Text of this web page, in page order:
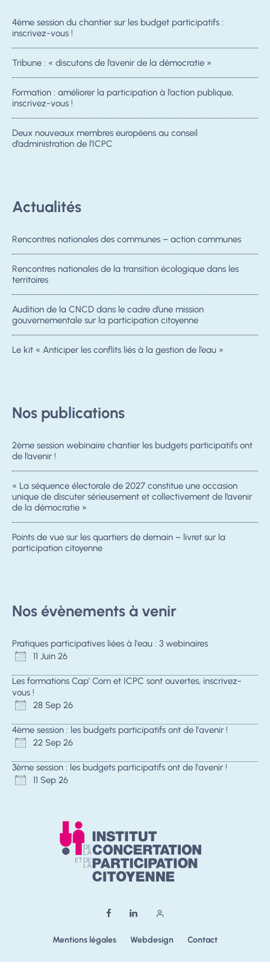
4ème session du chantier sur les budget participatifs :
inscrivez-vous !
Tribune : « discutons de l’avenir de la démocratie »
Formation : améliorer la participation à l’action publique,
inscrivez-vous !
Deux nouveaux membres européens au conseil
d’administration de l’ICPC
Actualités
Rencontres nationales des communes – action communes
Rencontres nationales de la transition écologique dans les
territoires
Audition de la CNCD dans le cadre d’une mission
gouvernementale sur la participation citoyenne
Le kit « Anticiper les conflits liés à la gestion de l’eau »
Nos publications
2ème session webinaire chantier les budgets participatifs ont
de l’avenir !
« La séquence électorale de 2027 constitue une occasion
unique de discuter sérieusement et collectivement de l’avenir
de la démocratie »
Points de vue sur les quartiers de demain – livret sur la
participation citoyenne
Nos évènements à venir
Pratiques participatives liées à l'eau : 3 webinaires
11 Juin 26
Les formations Cap' Com et ICPC sont ouvertes, inscrivez-
vous !
28 Sep 26
4ème session : les budgets participatifs ont de l'avenir !
22 Sep 26
3ème session : les budgets participatifs ont de l'avenir !
11 Sep 26
Mentions légales Webdesign Contact